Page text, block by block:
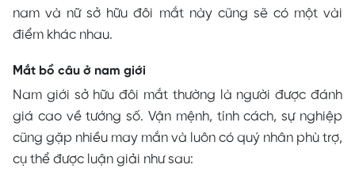
nam và nữ sở hữu đôi mắt này cũng sẽ có một vài
điểm khác nhau.
Mắt bồ câu ở nam giới
Nam giới sở hữu đôi mắt thường là người được đánh
giá cao về tướng số. Vận mệnh, tính cách, sự nghiệp
cũng gặp nhiều may mắn và luôn có quý nhân phù trợ,
cụ thể được luận giải như sau: